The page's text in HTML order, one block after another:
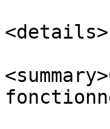
<details>